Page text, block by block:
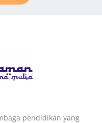
pendidikan yang